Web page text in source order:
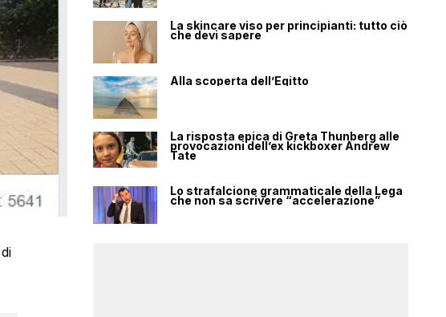
La skincare viso per principianti: tutto ciò
che devi sapere
Alla scoperta dell’Egitto
La risposta epica di Greta Thunberg alle
provocazioni dell’ex kickboxer Andrew
Tate
Lo strafalcione grammaticale della Lega
che non sa scrivere “accelerazione”